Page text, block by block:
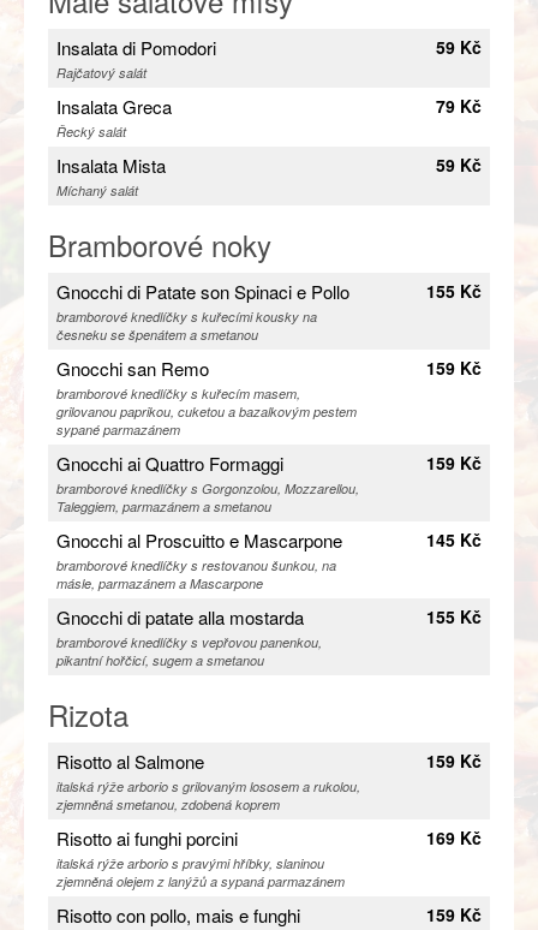
Insalata di Pomodori
Rajčatový salát
59 Kč
Insalata Greca
Řecký salát
79 Kč
Insalata Mista
Míchaný salát
59 Kč
Bramborové noky
Gnocchi di Patate son Spinaci e Pollo
bramborové knedlíčky s kuřecími kousky na
česneku se špenátem a smetanou
155 Kč
Gnocchi san Remo
bramborové knedlíčky s kuřecím masem,
grilovanou paprikou, cuketou a bazalkovým pestem
sypané parmazánem
159 Kč
Gnocchi ai Quattro Formaggi
bramborové knedlíčky s Gorgonzolou, Mozzarellou,
Taleggiem, parmazánem a smetanou
159 Kč
Gnocchi al Proscuitto e Mascarpone
bramborové knedlíčky s restovanou šunkou, na
másle, parmazánem a Mascarpone
145 Kč
Gnocchi di patate alla mostarda
bramborové knedlíčky s vepřovou panenkou,
pikantní hořčicí, sugem a smetanou
155 Kč
Rizota
Risotto al Salmone
italská rýže arborio s grilovaným lososem a rukolou,
zjemněná smetanou, zdobená koprem
159 Kč
Risotto ai funghi porcini
italská rýže arborio s pravými hříbky, slaninou
zjemněná olejem z lanýžů a sypaná parmazánem
169 Kč
Risotto con pollo, mais e funghi 159 Kč